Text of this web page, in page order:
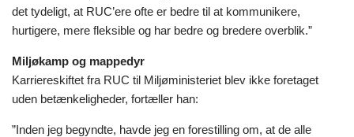
det tydeligt, at RUC’ere ofte er bedre til at kommunikere,
hurtigere, mere fleksible og har bedre og bredere overblik.”
Miljøkamp og mappedyr
Karriereskiftet fra RUC til Miljøministeriet blev ikke foretaget
uden betænkeligheder, fortæller han:
”Inden jeg begyndte, havde jeg en forestilling om, at de alle